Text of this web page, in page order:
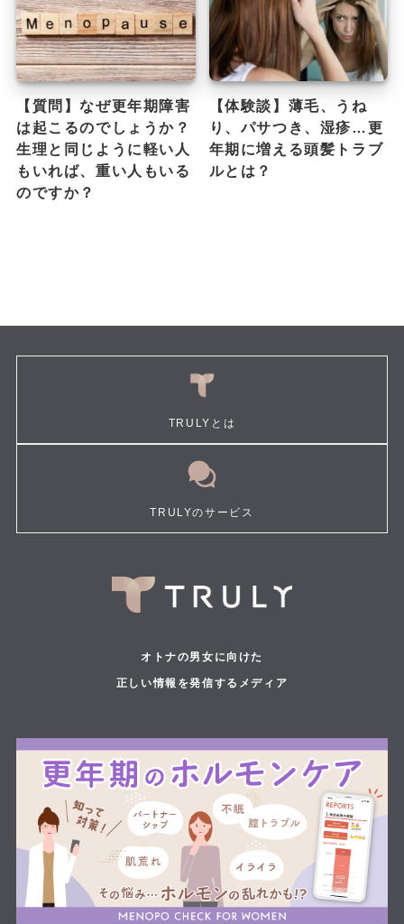
【質問】なぜ更年期障害
は起こるのでしょうか？
生理と同じように軽い人
もいれば、重い人もいる
のですか？
【体験談】薄毛、うね
り、パサつき、湿疹…更
年期に増える頭髪トラブ
ルとは？
TRULYとは
TRULYのサービス
オトナの男女に向けた
正しい情報を発信するメディア